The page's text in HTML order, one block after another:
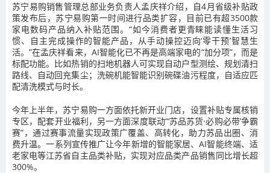
苏宁易购销售管理总部业务负责人孟庆祥介绍，自4月省级补贴政
策发布后，苏宁易购第一时间进行品类扩容，目前已有超3500款
家电数码产品纳入补贴范围。“如今消费者更青睐能读懂生活习
惯、自主完成操作的智能产品，从手动操控迈向‘零干预’智慧生
活。”在孟庆祥看来，AI智能化已不再是高端家电的“加分项”，而是
标配功能。比如热销的扫地机器人可实现自动户型测绘、规划清扫
路线、自动回充集尘；洗碗机能智能识别碗碟油污程度，自适应匹
配清洗模式与时长。
今年上半年，苏宁易购一方面依托新开业门店，设置补贴专属核销
专区，配套开业福利，另一方面深度联动“‘苏品苏货·必购必带’争霸
赛”，通过赛事流量实现政策广覆盖、高转化，助力苏品出圈、消
费升温。一系列宣传推广让今年新增的智能家居、AI智能终端、适
老家电等江苏省自主品类补贴，实现对应品类产品销售同比增长超
300%。